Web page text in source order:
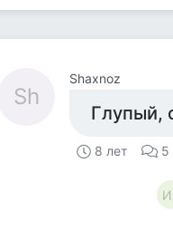
Sh
Shaxnoz
Глупый,
8 лет 5